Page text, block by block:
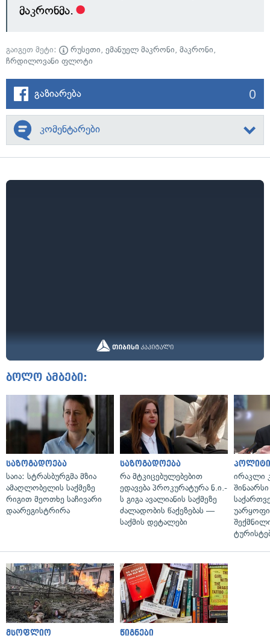
მაკრონმა.
გაიგეთ მეტი: რუსეთი, ემანუელ მაკრონი, მაკრონი,
ჩრდილოვანი ფლოტი
გაზიარება 0
კომენტარები
ბოლო ამბები:
საზოგადოება
საია: სტრასბურგმა მზია
ამაღლობელის საქმეზე
რიგით მეოთხე საჩივარი
დაარეგისტრირა
საზოგადოება
რა მტკიცებულებებით
ედავება პროკურატურა ნ.ი.-
ს გიგა ავალიანის საქმეზე
ძალადობის წაქეზებას —
საქმის დეტალები
ირაკლი
მსოფლიო წიგნები